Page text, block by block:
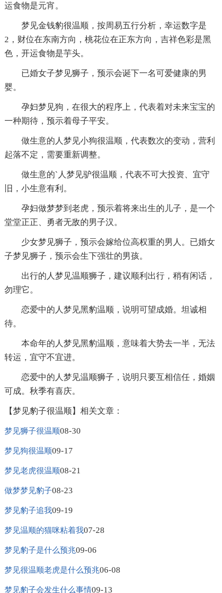
运食物是元宵。
梦见金钱豹很温顺，按周易五行分析，幸运数字是
2，财位在东南方向，桃花位在正东方向，吉祥色彩是黑
色，开运食物是芋头。
已婚女子梦见狮子，预示会诞下一名可爱健康的男
婴。
孕妇梦见狗，在很大的程序上，代表着对未来宝宝的
一种期待，预示着母子平安。
做生意的人梦见小狗很温顺，代表数次的变动，营利
起落不定，需要重新调整。
做生意的`人梦见驴很温顺，代表不可大投资、宜守
旧，小生意有利。
孕妇做梦梦到老虎，预示着将来出生的儿子，是一个
堂堂正正、勇者无敌的男子汉。
少女梦见狮子，预示会嫁给位高权重的男人。已婚女
子梦见狮子，预示会生下强壮的男孩。
出行的人梦见温顺狮子，建议顺利出行，稍有闲话，
勿理它。
恋爱中的人梦见黑豹温顺，说明可望成婚。坦诚相
待。
本命年的人梦见黑豹温顺，意味着大势去一半，无法
转运，宜守不宜进。
恋爱中的人梦见温顺狮子，说明只要互相信任，婚姻
可成。秋季有喜庆。
【梦见豹子很温顺】相关文章：
梦见狮子很温顺08-30
梦见狗很温顺09-17
梦见老虎很温顺08-21
做梦梦见豹子08-23
梦见豹子追我09-19
梦见温顺的猫咪粘着我07-28
梦见豹子是什么预兆09-06
梦见很温顺老虎是什么预兆06-08
梦见豹子会发生什么事情09-13